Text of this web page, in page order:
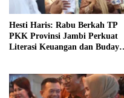
Hesti Haris: Rabu Berkah TP
PKK Provinsi Jambi Perkuat
Literasi Keuangan dan Budaya